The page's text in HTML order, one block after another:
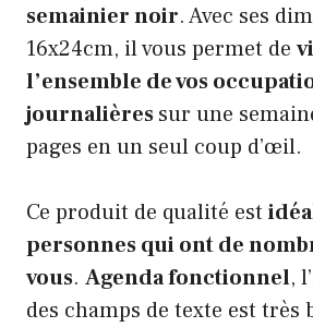
semainier noir. Avec ses
16x24cm, il vous permet de
l’ensemble de vos
journalièressur une
pages en un seul coup d’œil.
Ce produit de qualité est
personnes qui ont de
vous. Agenda fonctionnel,
des champs de texte est très